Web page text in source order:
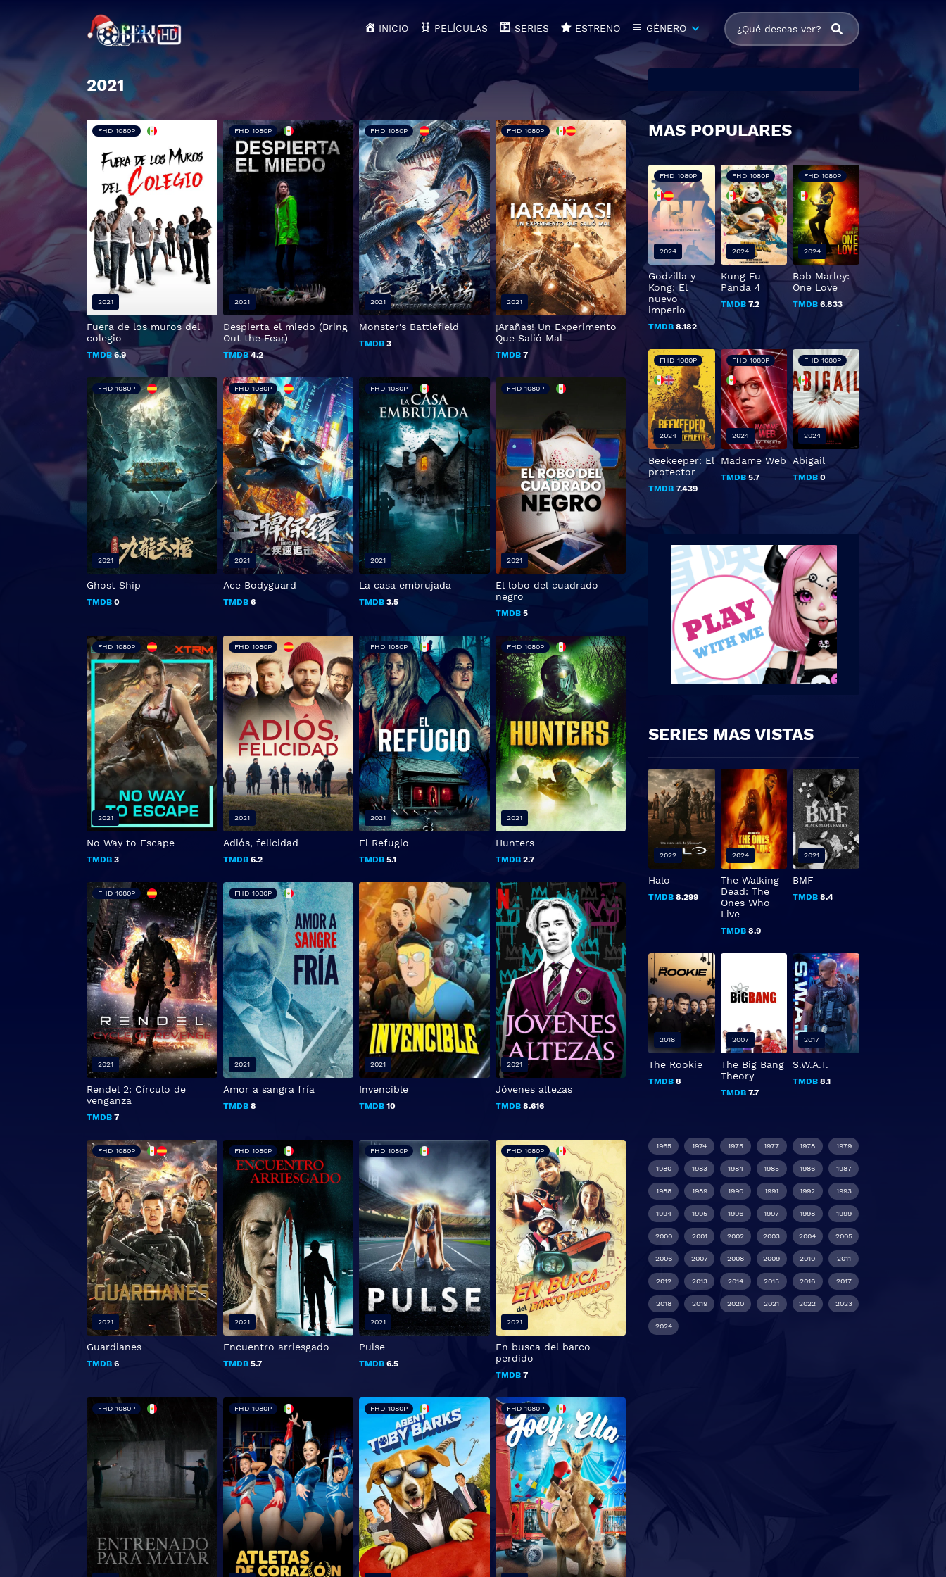
INICIO PELÍCULAS SERIES ESTRENO GÉNERO
2021
Fuera de los muros del
colegio
TMDB 6.9
FHD 1080P
2021
Despierta el miedo (Bring
Out the Fear)
TMDB4.2
FHD 1080P
2021
Monster's Battlefield
TMDB 3
FHD 1080P
2021
¡Arañas! Un Experimento
Que Salió Mal
TMDB7
FHD 1080P
2021
Ghost Ship
TMDB 0
FHD 1080P
2021
Ace Bodyguard
TMDB6
FHD 1080P
2021
La casa embrujada
TMDB 3.5
FHD 1080P
2021
El lobo del cuadrado
negro
TMDB5
FHD 1080P
2021
No Way to Escape
TMDB 3
FHD 1080P
2021
Adiós, felicidad
TMDB6.2
FHD 1080P
2021
El Refugio
TMDB 5.1
FHD 1080P
2021
Hunters
TMDB2.7
FHD 1080P
2021
Rendel 2: Círculo de
venganza
TMDB 7
FHD 1080P
2021
Amor a sangra fría
TMDB8
FHD 1080P
2021
Invencible
TMDB 10
2021
Jóvenes altezas
TMDB8.616
2021
Guardianes
TMDB 6
FHD 1080P
2021
Encuentro arriesgado
TMDB5.7
FHD 1080P
2021
Pulse
TMDB 6.5
FHD 1080P
2021
En busca del barco
perdido
TMDB7
FHD 1080P
2021
FHD 1080P FHD 1080P FHD 1080P FHD 1080P
MAS POPULARES
Godzilla y
Kong: El
nuevo
imperio
TMDB 8.182
FHD 1080P
2024
Kung Fu
Panda 4
TMDB7.2
FHD 1080P
2024
Bob Marley:
One Love
TMDB 6.833
FHD 1080P
2024
Beekeeper: El
protector
TMDB 7.439
FHD 1080P
2024
Madame Web
TMDB5.7
FHD 1080P
2024
Abigail
TMDB 0
FHD 1080P
2024
SERIES MAS VISTAS
Halo
TMDB 8.299
2022
The Walking
Dead: The
Ones Who
Live
TMDB8.9
2024
BMF
TMDB 8.4
2021
The Rookie
TMDB 8
2018
The Big Bang
Theory
TMDB7.7
2007
S.W.A.T.
TMDB 8.1
2017
1965 1974 1975 1977 1978 1979
1980 1983 1984 1985 1986 1987
1988 1989 1990 1991 1992 1993
1994 1995 1996 1997 1998 1999
2000 2001 2002 2003 2004 2005
2006 2007 2008 2009 2010 2011
2012 2013 2014 2015 2016 2017
2018 2019 2020 2021 2022 2023
2024